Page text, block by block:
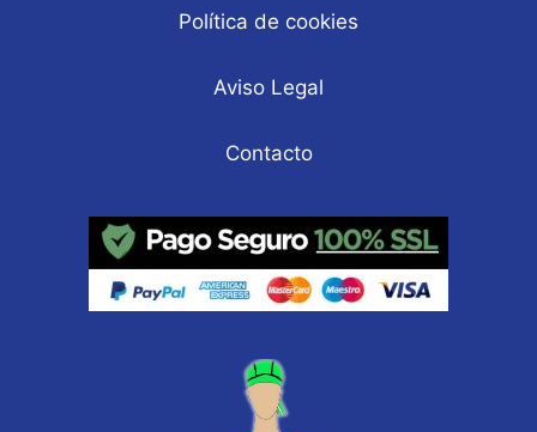
Política de cookies
Aviso Legal
Contacto